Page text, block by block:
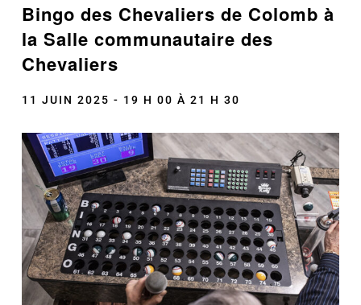
Bingo des Chevaliers de Colomb à
la Salle communautaire des
Chevaliers
11 JUIN 2025 - 19 H 00 À 21 H 30